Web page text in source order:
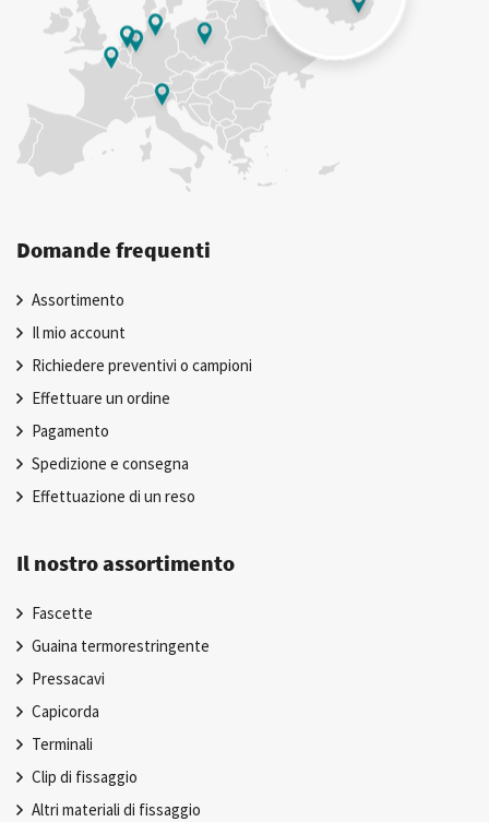
Domande frequenti
Assortimento
Il mio account
Richiedere preventivi o campioni
Effettuare un ordine
Pagamento
Spedizione e consegna
Effettuazione di un reso
Il nostro assortimento
Fascette
Guaina termorestringente
Pressacavi
Capicorda
Terminali
Clip di fissaggio
Altri materiali di fissaggio